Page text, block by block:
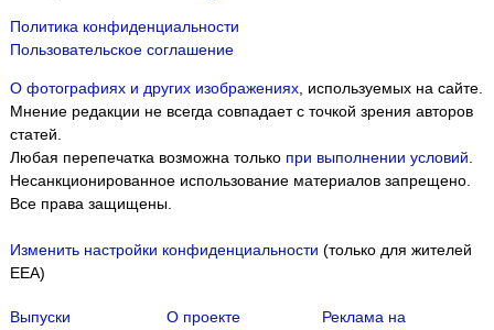
Политика конфиденциальности
Пользовательское соглашение
О фотографиях и других изображениях, используемых на сайте.
Мнение редакции не всегда совпадает с точкой зрения авторов
статей.
Любая перепечатка возможна только при выполнении условий
Несанкционированное использование материалов запрещено.
Все права защищены.
Изменить настройки конфиденциальности (только для жителей
EEA)
Выпуски О проекте Реклама на